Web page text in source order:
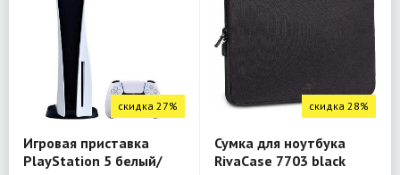
скидка 27%
Игровая приставка
PlayStation 5 белый/
скидка 28%
Сумка для ноутбука
RivaCase 7703 black